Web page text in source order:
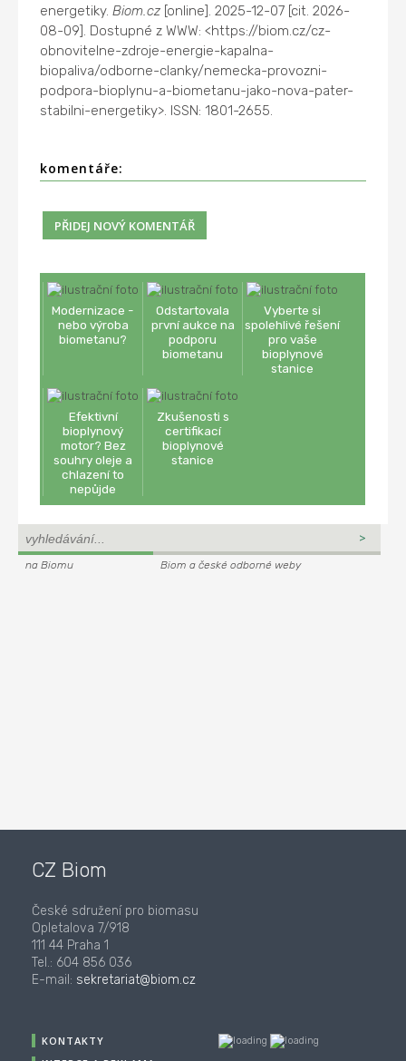
energetiky.Biom.cz [online]. 2025-12-07 [cit. 2026-
08-09]. Dostupné z WWW: <https://biom.cz/cz-
obnovitelne-zdroje-energie-kapalna-
biopaliva/odborne-clanky/nemecka-provozni-
podpora-bioplynu-a-biometanu-jako-nova-pater-
stabilni-energetiky>. ISSN: 1801-2655.
komentáře:
Modernizace -
nebo výroba
biometanu?
Odstartovala
první aukce na
podporu
biometanu
Vyberte si
spolehlivé řešení
pro vaše
bioplynové
stanice
Efektivní
bioplynový
motor? Bez
souhry oleje a
chlazení to
nepůjde
Zkušenosti s
certifikací
bioplynové
stanice
na Biomu Biom a české odborné weby
CZ Biom
České sdružení pro biomasu
Opletalova 7/918
111 44 Praha 1
Tel.: 604 856 036
E-mail: sekretariat@biom.cz
KONTAKTY